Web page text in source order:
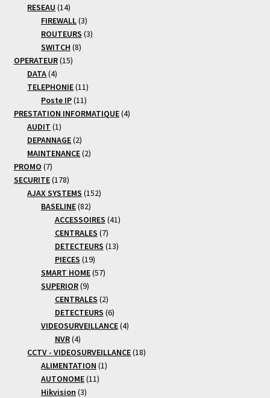
RESEAU 1414
produits
FIREWALL 33
produits
ROUTEURS 33
SWITCH 88
OPERATEUR 1515
DATA 44
produits
TELEPHONIE 1111
produits
Poste IP 1111
produits
PRESTATION INFORMATIQUE 44
AUDIT 11
produit
DEPANNAGE 22
produits
MAINTENANCE 22
PROMO 77
produits
SECURITE 178178
produits
AJAX SYSTEMS 152152
BASELINE 8282
produits
ACCESSOIRES 4141
CENTRALES 77
produits
DETECTEURS 1313
PIECES 1919
produits
SMART HOME 5757
SUPERIOR 99
produits
CENTRALES 22
produits
DETECTEURS 66
produits
VIDEOSURVEILLANCE 44
NVR 44
produits
CCTV - VIDEOSURVEILLANCE 1818
ALIMENTATION 11
AUTONOME 1111
Hikvision 33